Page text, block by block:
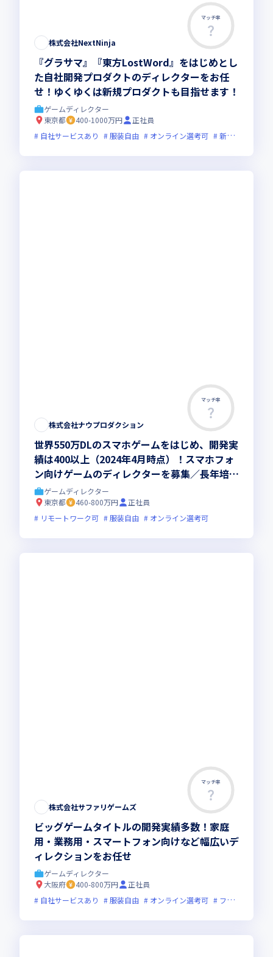
マッチ率
株式会社NextNinja
『グラサマ』『東方LostWord』をはじめとし
た自社開発プロダクトのディレクターをお任
せ！ゆくゆくは新規プロダクトも目指せます！
ゲームディレクター
東京都
400-1000万円
正社員
自社サービスあり
服装自由 オンライン選考可 新規立ち上げ
マッチ率
株式会社ナウプロダクション
世界550万DLのスマホゲームをはじめ、開発実
績は400以上（2024年4月時点）！スマホフォ
ン向けゲームのディレクターを募集／長年培っ
てきたノウハウを吸収してスキルアップしませ
んか
ゲームディレクター
東京都
460-800万円
正社員
リモートワーク可
服装自由 オンライン選考可
マッチ率
株式会社サファリゲームズ
ビッグゲームタイトルの開発実績多数！家庭
用・業務用・スマートフォン向けなど幅広いデ
ィレクションをお任せ
ゲームディレクター
大阪府
400-800万円
正社員
自社サービスあり
服装自由 オンライン選考可 フレックス制度あり